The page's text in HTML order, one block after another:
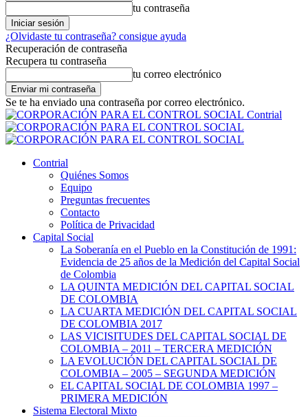
tu contraseña
¿Olvidaste tu contraseña? consigue ayuda
Recuperación de contraseña
Recupera tu contraseña
tu correo electrónico
Se te ha enviado una contraseña por correo electrónico.
Contrial
Contrial
Quiénes Somos
Equipo
Preguntas frecuentes
Contacto
Política de Privacidad
Capital Social
La Soberanía en el Pueblo en la Constitución de 1991:
Evidencia de 25 años de la Medición del Capital Social
de Colombia
LA QUINTA MEDICIÓN DEL CAPITAL SOCIAL
DE COLOMBIA
LA CUARTA MEDICIÓN DEL CAPITAL SOCIAL
DE COLOMBIA 2017
LAS VICISITUDES DEL CAPITAL SOCIAL DE
COLOMBIA – 2011 – TERCERA MEDICIÓN
LA EVOLUCIÓN DEL CAPITAL SOCIAL DE
COLOMBIA – 2005 – SEGUNDA MEDICIÓN
EL CAPITAL SOCIAL DE COLOMBIA 1997 –
PRIMERA MEDICIÓN
Sistema Electoral Mixto